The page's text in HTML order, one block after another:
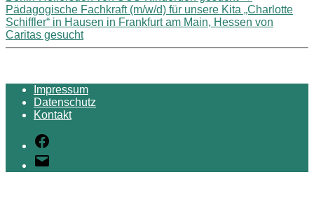
Pädagogische Fachkraft (m/w/d) für unsere Kita „Charlotte
Schiffler“ in Hausen in Frankfurt am Main, Hessen von
Caritas gesucht
Impressum
Datenschutz
Kontakt
Facebook
E-
Mail